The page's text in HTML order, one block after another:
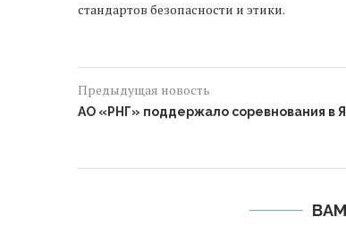
стандартов безопасности и этики.
Предыдущая новость
АО «РНГ» поддержало соревнования в